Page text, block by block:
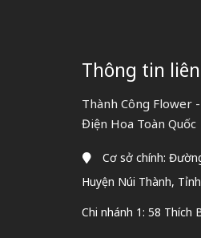
Thông tin
Thành Công Flower
Điện Hoa Toàn Quốc
Cơ sở chính:
Huyện Núi Thành,
Chi nhánh 1: 58 Thích